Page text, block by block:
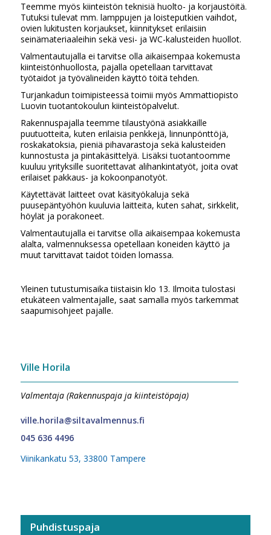
Teemme myös kiinteistön teknisiä huolto- ja korjaustöitä.
Tutuksi tulevat mm. lamppujen ja loisteputkien vaihdot,
ovien lukitusten korjaukset, kiinnitykset erilaisiin
seinämateriaaleihin sekä vesi- ja WC-kalusteiden huollot.
Valmentautujalla ei tarvitse olla aikaisempaa kokemusta
kiinteistönhuollosta, pajalla opetellaan tarvittavat
työtaidot ja työvälineiden käyttö töitä tehden.
Turjankadun toimipisteessä toimii myös Ammattiopisto
Luovin tuotantokoulun kiinteistöpalvelut.
Rakennuspajalla teemme tilaustyönä asiakkaille
puutuotteita, kuten erilaisia penkkejä, linnunpönttöjä,
roskakatoksia, pieniä pihavarastoja sekä kalusteiden
kunnostusta ja pintakäsittelyä. Lisäksi tuotantoomme
kuuluu yrityksille suoritettavat alihankintatyöt, joita ovat
erilaiset pakkaus- ja kokoonpanotyöt.
Käytettävät laitteet ovat käsityökaluja sekä
puusepäntyöhön kuuluvia laitteita, kuten sahat, sirkkelit,
höylät ja porakoneet.
Valmentautujalla ei tarvitse olla aikaisempaa kokemusta
alalta, valmennuksessa opetellaan koneiden käyttö ja
muut tarvittavat taidot töiden lomassa.
Yleinen tutustumisaika tiistaisin klo 13. Ilmoita tulostasi
etukäteen valmentajalle, saat samalla myös tarkemmat
saapumisohjeet pajalle.
Ville Horila
Valmentaja (Rakennuspaja ja kiinteistöpaja)
ville.horila@siltavalmennus.fi
045 636 4496
Viinikankatu 53, 33800 Tampere
Puhdistuspaja